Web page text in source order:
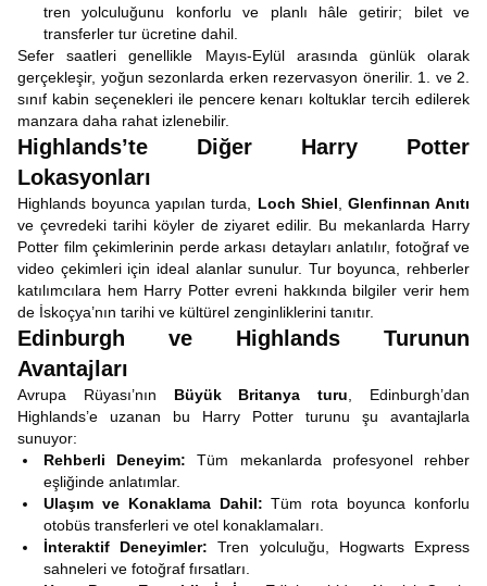
tren yolculuğunu konforlu ve planlı hâle getirir; bilet ve
transferler tur ücretine dahil.
Sefer saatleri genellikle Mayıs-Eylül arasında günlük olarak
gerçekleşir, yoğun sezonlarda erken rezervasyon önerilir. 1. ve 2.
sınıf kabin seçenekleri ile pencere kenarı koltuklar tercih edilerek
manzara daha rahat izlenebilir.
Highlands’te Diğer Harry Potter
Lokasyonları
Highlands boyunca yapılan turda, Loch Shiel
Glenfinnan Anıtı
ve çevredeki tarihi köyler de ziyaret edilir. Bu mekanlarda Harry
Potter film çekimlerinin perde arkası detayları anlatılır, fotoğraf ve
video çekimleri için ideal alanlar sunulur. Tur boyunca, rehberler
katılımcılara hem Harry Potter evreni hakkında bilgiler verir hem
de İskoçya’nın tarihi ve kültürel zenginliklerini tanıtır.
Edinburgh ve Highlands Turunun
Avantajları
Avrupa Rüyası’nın Büyük Britanya turu , Edinburgh’dan
Highlands’e uzanan bu Harry Potter turunu şu avantajlarla
sunuyor:
Rehberli Deneyim: Tüm mekanlarda profesyonel rehber
eşliğinde anlatımlar.
Ulaşım ve Konaklama Dahil: Tüm rota boyunca konforlu
otobüs transferleri ve otel konaklamaları.
İnteraktif Deneyimler: Tren yolculuğu, Hogwarts Express
sahneleri ve fotoğraf fırsatları.